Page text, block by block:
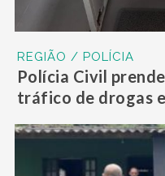
REGIÃO / POLÍCIA
Polícia Civil
tráfico de drogas